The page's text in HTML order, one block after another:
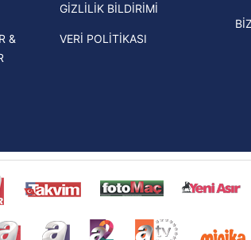
&
GİZLİLİK BİLDİRİMİ
VERİ POLİTİKASI